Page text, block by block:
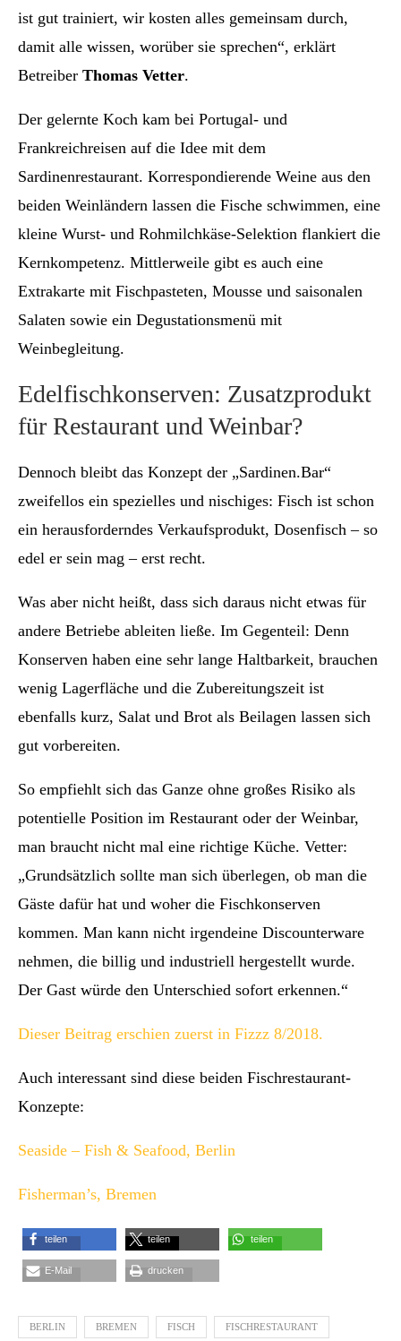
ist gut trainiert, wir kosten alles gemeinsam durch,
damit alle wissen, worüber sie sprechen“, erklärt
Betreiber Thomas Vetter.
Der gelernte Koch kam bei Portugal- und
Frankreichreisen auf die Idee mit dem
Sardinenrestaurant. Korrespondierende Weine aus den
beiden Weinländern lassen die Fische schwimmen, eine
kleine Wurst- und Rohmilchkäse-Selektion flankiert die
Kernkompetenz. Mittlerweile gibt es auch eine
Extrakarte mit Fischpasteten, Mousse und saisonalen
Salaten sowie ein Degustationsmenü mit
Weinbegleitung.
Edelfischkonserven: Zusatzprodukt
für Restaurant und Weinbar?
Dennoch bleibt das Konzept der „Sardinen.Bar“
zweifellos ein spezielles und nischiges: Fisch ist schon
ein herausforderndes Verkaufsprodukt, Dosenfisch – so
edel er sein mag – erst recht.
Was aber nicht heißt, dass sich daraus nicht etwas für
andere Betriebe ableiten ließe. Im Gegenteil: Denn
Konserven haben eine sehr lange Haltbarkeit, brauchen
wenig Lagerfläche und die Zubereitungszeit ist
ebenfalls kurz, Salat und Brot als Beilagen lassen sich
gut vorbereiten.
So empfiehlt sich das Ganze ohne großes Risiko als
potentielle Position im Restaurant oder der Weinbar,
man braucht nicht mal eine richtige Küche. Vetter:
„Grundsätzlich sollte man sich überlegen, ob man die
Gäste dafür hat und woher die Fischkonserven
kommen. Man kann nicht irgendeine Discounterware
nehmen, die billig und industriell hergestellt wurde.
Der Gast würde den Unterschied sofort erkennen.“
Dieser Beitrag erschien zuerst in Fizzz 8/2018.
Auch interessant sind diese beiden Fischrestaurant-
Konzepte:
Seaside – Fish & Seafood, Berlin
Fisherman’s, Bremen
teilen teilen teilen
E-Mail drucken
BERLIN BREMEN FISCH FISCHRESTAURANT